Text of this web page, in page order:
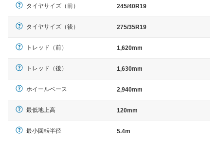
タイヤサイズ（前） 245/40R19
タイヤサイズ（後） 275/35R19
トレッド（前） 1,620mm
トレッド（後） 1,630mm
ホイールベース 2,940mm
最低地上高 120mm
最小回転半径 5.4m